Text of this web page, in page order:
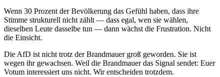
Wenn 30 Prozent der Bevölkerung das Gefühl haben, dass ihre
Stimme strukturell nicht zählt — dass egal, wen sie wählen,
dieselben Leute dasselbe tun — dann wächst die Frustration. Nicht
die Einsicht.
Die AfD ist nicht trotz der Brandmauer groß geworden. Sie ist
wegen ihr gewachsen. Weil die Brandmauer das Signal sendet: Euer
Votum interessiert uns nicht. Wir entscheiden trotzdem.